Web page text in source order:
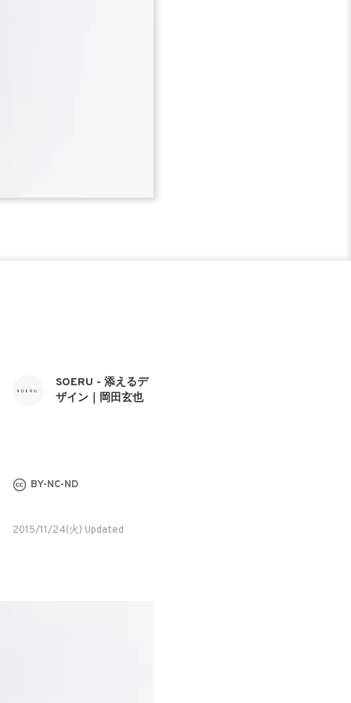
SOERU - 添えるデ
ザイン｜岡田玄也
BY-NC-ND
2015/11/24(火) Updated